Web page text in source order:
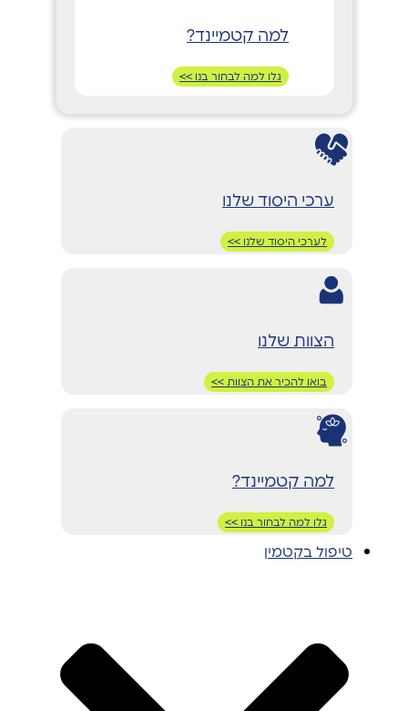
למה קטמיינד?
גלו למה לבחור בנו >>
ערכי היסוד שלנו
לערכי היסוד שלנו >>
הצוות שלנו
בואו להכיר את הצוות >>
למה קטמיינד?
גלו למה לבחור בנו >>
טיפול בקטמין